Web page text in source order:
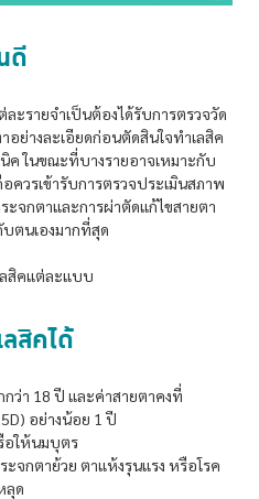
ดี
ะรายจำเป็นต้องได้รับการตรวจวัด
ย่างละเอียดก่อนตัดสินใจทำเลสิค
ค ในขณะที่บางรายอาจเหมาะกับ
ควรเข้ารับการตรวจประเมินสภาพ
จกตาและการผ่าตัดแก้ไขสายตา
ตนเองมากที่สุด
สิคแต่ละแบบ
สิคได้
ว่า 18 ปี และค่าสายตาคงที่
อย่างน้อย 1 ปี
อให้นมบุตร
ะจกตาย้วย ตาแห้งรุนแรง หรือโรค
ลุด